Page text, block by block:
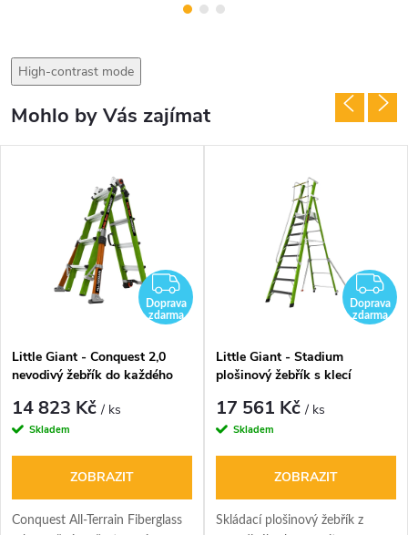
High-contrast mode
Mohlo by Vás zajímat
ZDARMA
Doprava
zdarma
Little Giant - Conquest 2,0
nevodivý žebřík do každého
14 823 Kč/ ks
Skladem
ZOBRAZIT
Conquest All-Terrain Fiberglass
Doprava
zdarma
Little Giant - Stadium
plošinový žebřík s klecí
17 561 Kč/ ks
Skladem
ZOBRAZIT
Skládací plošinový žebřík z